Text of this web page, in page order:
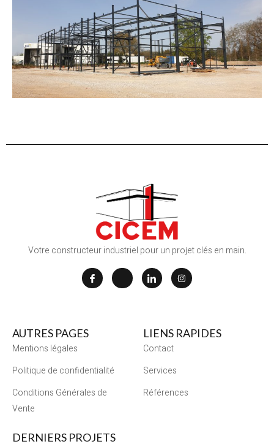
Votre constructeur industriel pour un projet clés en main.
AUTRES PAGES
Mentions légales
Politique de confidentialité
Conditions Générales de
Vente
LIENS RAPIDES
Contact
Services
Références
DERNIERS PROJETS